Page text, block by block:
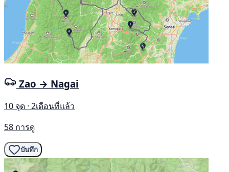
Zao → Nagai
10 จุด · 2เดือนที่แล้ว
58 การดู
บันทึก